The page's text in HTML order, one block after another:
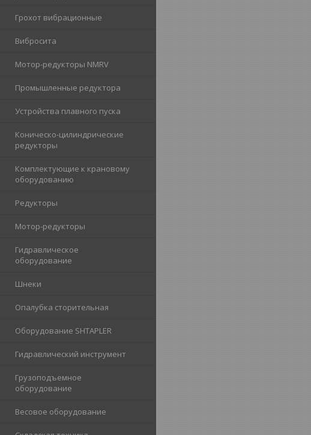
Грохот вибрационные
Вибросита
Мотор-редукторы NMRV
Промышленные редуктора
Устройства плавного пуска
Коническо-цилиндрические
редукторы
Комплектующие к крановому
оборудованию
Редукторы
Мотор-редукторы
Гидравлическое
оборудование
Шнеки
Опалубка сторительная
Оборудование SHTAPLER
Гидравлический инструмент
Грузоподъемное
оборудование
Весовое оборудование